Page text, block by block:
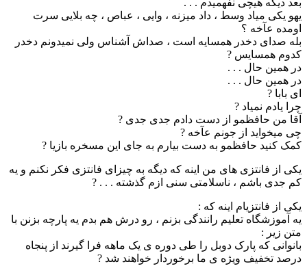
یهو یکی میاد وسط ، داد میزنه ، وایی ، عباص ، چه بلایی سرت
اومده عآخه ؟
بله صدای دخدر همسایه است ، صداش آشناس ولی نمیدونم دخدر
کدوم همسایس ?
در همین حال . . .
در همین حال . . .
ای بابا ?
چرا یادم نمیاد ?
آقا من حافظمو از دست دادم جدی جدی ?
چی میخواید از جونم عآخه ?
کمک کنید حافظمو به دست بیارم به جای این مسخره بازیا ?
یکی از فانتزی های من اینه که دیگه به چیزای فانتزی فکر نکنم و یه
کم جدی باشم ، ناسلامتی سنی ازم گذشته . . . ?
یکی از فانتزیام اینه که :
یه آموزشگاه تعلیم رانندگی بزنم ، رو درش هم بدم یه پارچه بزنن با
متن زیر :
بانوانی که پارک دوبل را طی دوره ی یک ماهه فرا گیرند از پنجاه
درصد تخفیف ویژه ی ما برخوردار خواهند شد ?